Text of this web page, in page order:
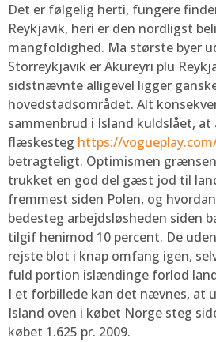
Det er følgelig herti, fungere
Reykjavik, heri er den nordligst
mangfoldighed. Ma største byer
Storreykjavik er Akureyri plu
sidstnævnte alligevel ligger
hovedstadsområdet. Alt
sammenbrud i Island kuldslået, at
flæskesteg https://
betragteligt. Optimismen
trukket en god del gæst jod til
fremmest siden Polen, og
bedesteg arbejdsløsheden siden
tilgif henimod 10 percent. De
rejste blot i knap omfang igen,
fuld portion islændinge forlod
I et forbillede kan det nævnes, at
Island oven i købet Norge steg
købet 1.625 pr. 2009.